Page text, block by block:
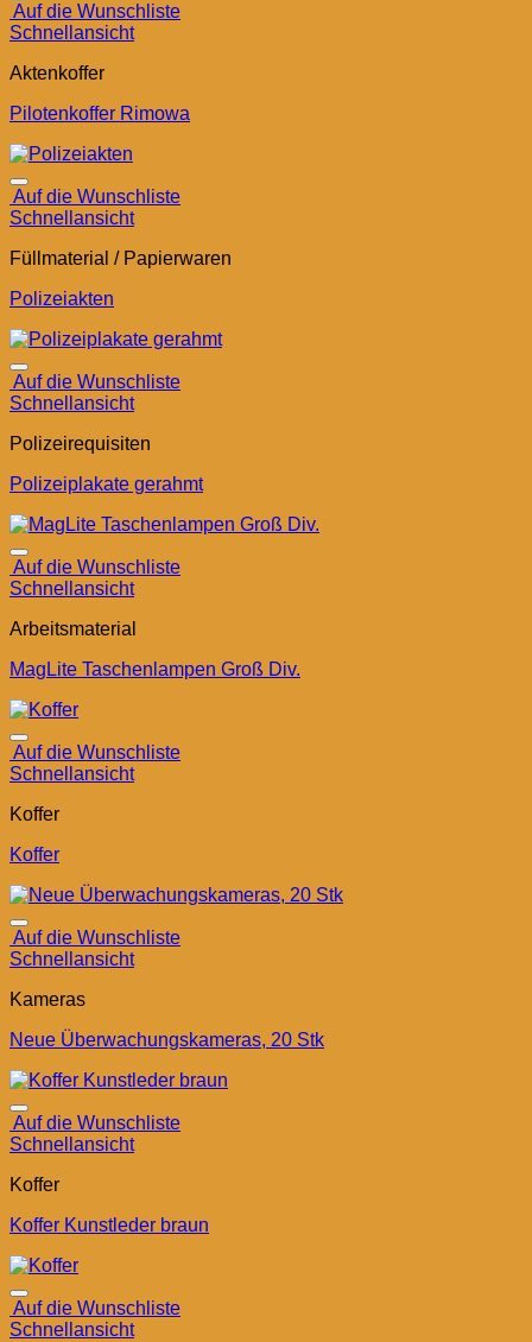
Auf die Wunschliste
Schnellansicht
Aktenkoffer
Pilotenkoffer Rimowa
Auf die Wunschliste
Schnellansicht
Füllmaterial / Papierwaren
Polizeiakten
Auf die Wunschliste
Schnellansicht
Polizeirequisiten
Polizeiplakate gerahmt
Auf die Wunschliste
Schnellansicht
Arbeitsmaterial
MagLite Taschenlampen Groß Div.
Auf die Wunschliste
Schnellansicht
Koffer
Koffer
Auf die Wunschliste
Schnellansicht
Kameras
Neue Überwachungskameras, 20 Stk
Auf die Wunschliste
Schnellansicht
Koffer
Koffer Kunstleder braun
Auf die Wunschliste
Schnellansicht